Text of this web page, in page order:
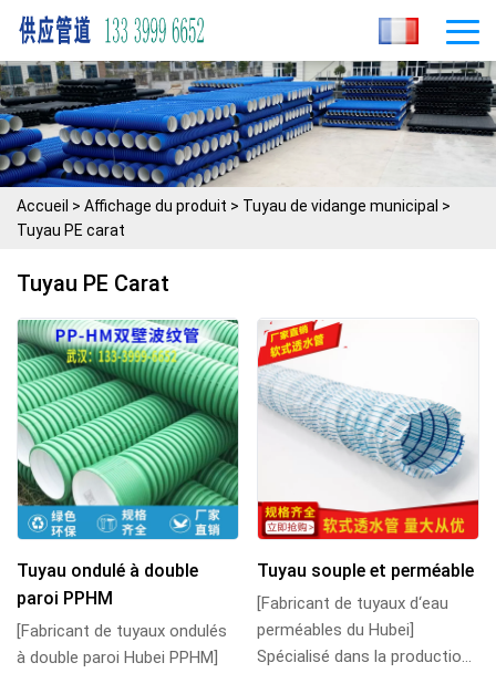
Accueil > Affichage du produit > Tuyau de vidange municipal >
Tuyau PE carat
Tuyau PE Carat
Tuyau ondulé à double
paroi PPHM
[Fabricant de tuyaux ondulés
à double paroi Hubei PPHM]
Tuyau souple et perméable
[Fabricant de tuyaux d‘eau
perméables du Hubei]
Spécialisé dans la production